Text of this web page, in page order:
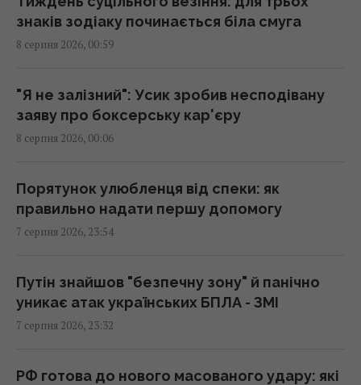
23:07 п'ятниця, 07 серпня 2026
Німеччині літали підозрілі дрони, -ЗМІ
22:33 п'ятниця, 07 серпня 2026
проблему
22:31 п'ятниця, 07 серпня 2026
крейсер за $5 млрд, але є проблема
22:12 п'ятниця, 07 серпня 2026
частину Грузії, - країни НАТО
знаків зодіаку починається біла смуга
8 серпня 2026, 00:59
"Я не залізний": Усик зробив несподівану
заяву про боксерську кар'єру
8 серпня 2026, 00:06
Порятунок улюбленця від спеки: як
правильно надати першу допомогу
7 серпня 2026, 23:54
Путін знайшов "безпечну зону" й панічно
уникає атак українських БПЛА - ЗМІ
7 серпня 2026, 23:32
РФ готова до нового масованого удару: які